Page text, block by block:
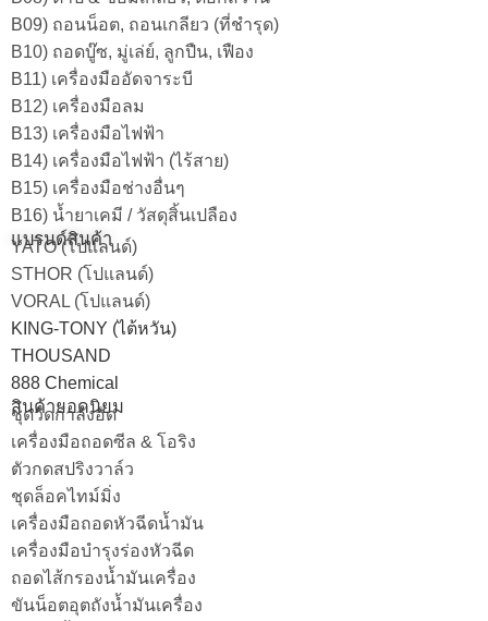
B09) ถอนน็อต, ถอนเกลียว (ที่ชำรุด)
B10) ถอดบู๊ซ, มู่เล่ย์, ลูกปืน, เฟือง
B11) เครื่องมืออัดจาระบี
B12) เครื่องมือลม
B13) เครื่องมือไฟฟ้า
B14) เครื่องมือไฟฟ้า (ไร้สาย)
B15) เครื่องมือช่างอื่นๆ
B16) น้ำยาเคมี / วัสดุสิ้นเปลือง
แบรนด์สินค้า
YATO (โปแลนด์)
STHOR (โปแลนด์)
VORAL (โปแลนด์)
KING-TONY (ไต้หวัน)
THOUSAND
888 Chemical
สินค้ายอดนิยม
ชุดวัดกำลังอัด
เครื่องมือถอดซีล & โอริง
ตัวกดสปริงวาล์ว
ชุดล็อคไทม์มิ่ง
เครื่องมือถอดหัวฉีดน้ำมัน
เครื่องมือบำรุงร่องหัวฉีด
ถอดไส้กรองน้ำมันเครื่อง
ขันน็อตอุตถังน้ำมันเครื่อง